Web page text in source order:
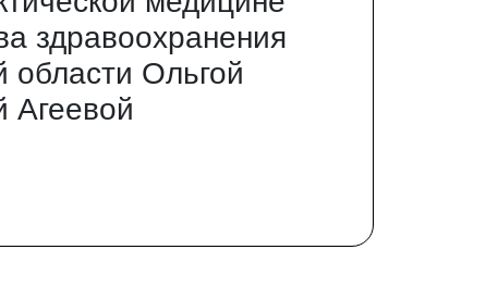
здравоохранения
области Ольгой
Агеевой